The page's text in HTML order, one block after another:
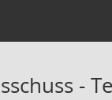
-